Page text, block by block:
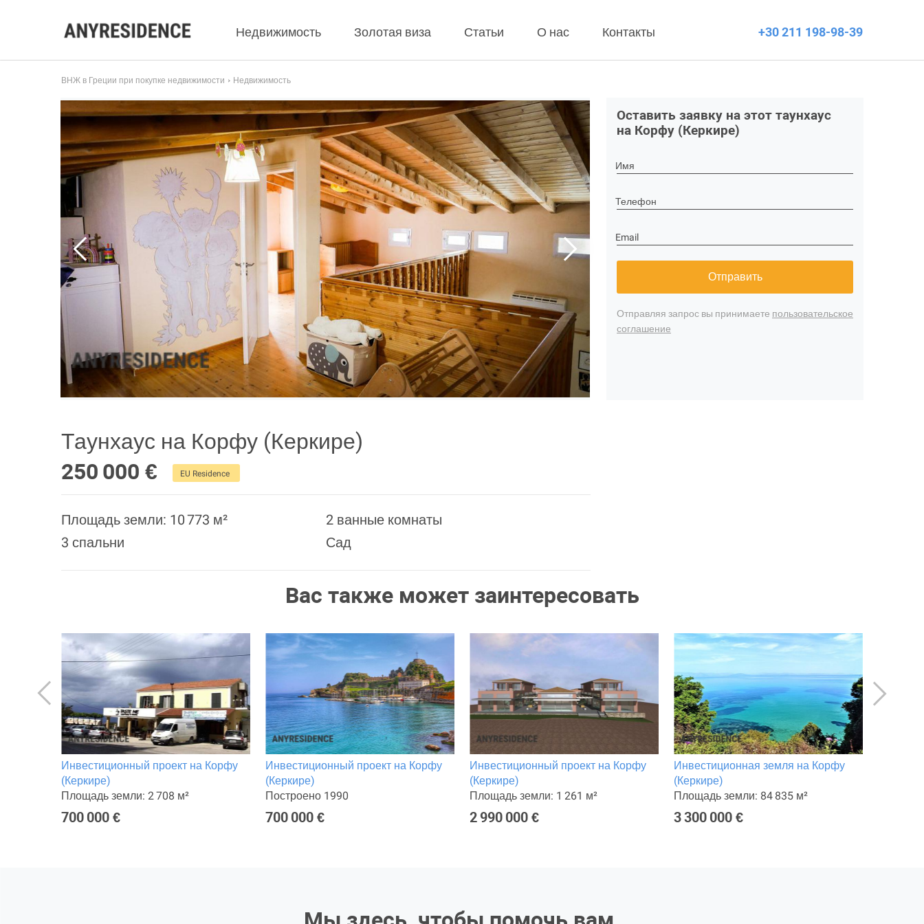
Недвижимость Золотая виза Статьи О нас Контакты +30 211 198-98-39
ВНЖ в Греции при покупке недвижимости Недвижимость
Оставить заявку на этот таунхаус
на Корфу (Керкире)
Имя
Телефон
Email
Отправить
Отправляя запрос вы принимаете пользовательское
соглашение
Таунхаус на Корфу (Керкире)
250 000 €
EU Residence
Площадь земли: 10 773 м²
3 спальни
2 ванные комнаты
Сад
Вас также может заинтересовать
Инвестиционный проект на Корфу
(Керкире)
Площадь земли: 2 708 м²
700 000 €
Инвестиционный проект на Корфу
(Керкире)
Построено 1990
700 000 €
Инвестиционный проект на Корфу
(Керкире)
Площадь земли: 1 261 м²
2 990 000 €
Инвестиционная земля на Корфу
(Керкире)
Площадь земли: 84 835 м²
3 300 000 €